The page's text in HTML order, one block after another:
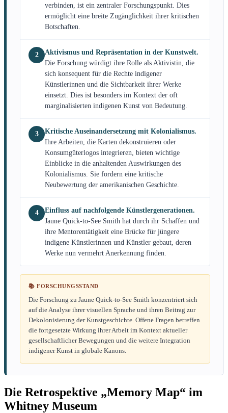
verbinden, ist ein zentraler Forschungspunkt. Dies
ermöglicht eine breite Zugänglichkeit ihrer kritischen
Botschaften.
2
Aktivismus und Repräsentation in der Kunstwelt.
Die Forschung würdigt ihre Rolle als Aktivistin, die
sich konsequent für die Rechte indigener
Künstlerinnen und die Sichtbarkeit ihrer Werke
einsetzt. Dies ist besonders im Kontext der oft
marginalisierten indigenen Kunst von Bedeutung.
3
Kritische Auseinandersetzung mit Kolonialismus.
Ihre Arbeiten, die Karten dekonstruieren oder
Konsumgüterlogos integrieren, bieten wichtige
Einblicke in die anhaltenden Auswirkungen des
Kolonialismus. Sie fordern eine kritische
Neubewertung der amerikanischen Geschichte.
4
Einfluss auf nachfolgende Künstlergenerationen.
Jaune Quick-to-See Smith hat durch ihr Schaffen und
ihre Mentorentätigkeit eine Brücke für jüngere
indigene Künstlerinnen und Künstler gebaut, deren
Werke nun vermehrt Anerkennung finden.
📚 FORSCHUNGSSTAND
Die Forschung zu Jaune Quick-to-See Smith konzentriert sich
auf die Analyse ihrer visuellen Sprache und ihren Beitrag zur
Dekolonisierung der Kunstgeschichte. Offene Fragen betreffen
die fortgesetzte Wirkung ihrer Arbeit im Kontext aktueller
gesellschaftlicher Bewegungen und die weitere Integration
indigener Kunst in globale Kanons.
Die Retrospektive „Memory Map“ im
Whitney Museum